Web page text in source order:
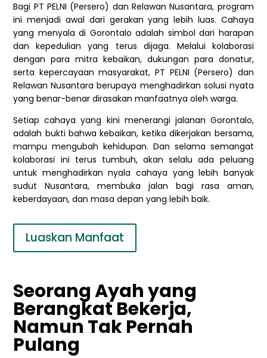
Bagi PT PELNI (Persero) dan Relawan Nusantara, program
ini menjadi awal dari gerakan yang lebih luas. Cahaya
yang menyala di Gorontalo adalah simbol dari harapan
dan kepedulian yang terus dijaga. Melalui kolaborasi
dengan para mitra kebaikan, dukungan para donatur,
serta kepercayaan masyarakat, PT PELNI (Persero) dan
Relawan Nusantara berupaya menghadirkan solusi nyata
yang benar-benar dirasakan manfaatnya oleh warga.
Setiap cahaya yang kini menerangi jalanan Gorontalo,
adalah bukti bahwa kebaikan, ketika dikerjakan bersama,
mampu mengubah kehidupan. Dan selama semangat
kolaborasi ini terus tumbuh, akan selalu ada peluang
untuk menghadirkan nyala cahaya yang lebih banyak
sudut Nusantara, membuka jalan bagi rasa aman,
keberdayaan, dan masa depan yang lebih baik.
Luaskan Manfaat
Seorang Ayah yang
Berangkat Bekerja,
Namun Tak Pernah
Pulang